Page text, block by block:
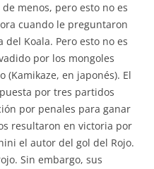
menos, pero esto no es
cuando le preguntaron
Koala. Pero esto no es
por los mongoles
(Kamikaze, en japonés). El
por tres partidos
por penales para ganar
resultaron en victoria por
el autor del gol del Rojo.
Sin embargo, sus